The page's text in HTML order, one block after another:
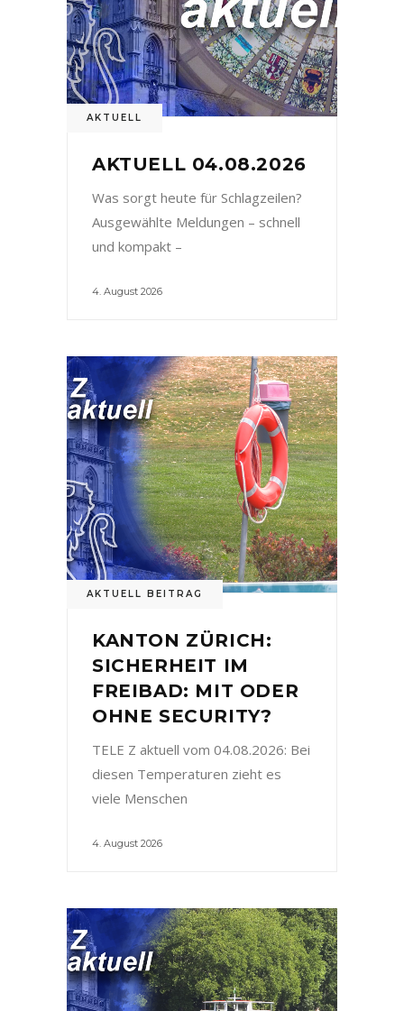
AKTUELL
AKTUELL 04.08.2026
Was sorgt heute für Schlagzeilen?
Ausgewählte Meldungen – schnell
und kompakt –
4. August 2026
AKTUELL BEITRAG
KANTON ZÜRICH:
SICHERHEIT IM
FREIBAD: MIT ODER
OHNE SECURITY?
TELE Z aktuell vom 04.08.2026: Bei
diesen Temperaturen zieht es
viele Menschen
4. August 2026